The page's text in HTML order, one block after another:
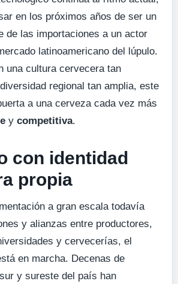
en los próximos años de ser un
de las importaciones a un actor
latinoamericano del lúpulo.
una cultura cervecera tan
regional tan amplia, este
a una cerveza cada vez más
y competitiva.
con identidad
propia
a gran escala todavía
y alianzas entre productores,
y cervecerías, el
en marcha. Decenas de
y sureste del país han